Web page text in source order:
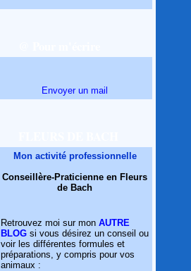
Envoyer un mail
Mon activité professionnelle
Conseillère-Praticienne en Fleurs
de Bach
Retrouvez moi sur mon AUTRE
BLOG si vous désirez un conseil ou
voir les différentes formules et
préparations, y compris pour vos
animaux :